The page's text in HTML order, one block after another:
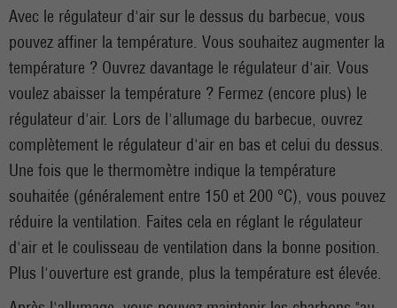
Avec le régulateur d'air sur le dessus du barbecue, vous
pouvez affiner la température. Vous souhaitez augmenter la
température ? Ouvrez davantage le régulateur d'air. Vous
voulez abaisser la température ? Fermez (encore plus) le
régulateur d'air. Lors de l'allumage du barbecue, ouvrez
complètement le régulateur d'air en bas et celui du dessus.
Une fois que le thermomètre indique la température
souhaitée (généralement entre 150 et 200 °C), vous pouvez
réduire la ventilation. Faites cela en réglant le régulateur
d'air et le coulisseau de ventilation dans la bonne position.
Plus l'ouverture est grande, plus la température est élevée.